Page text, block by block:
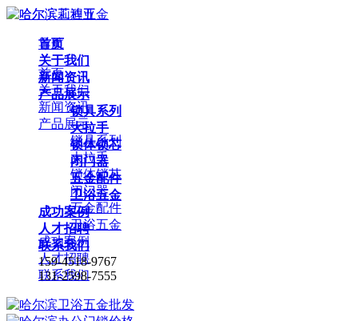
首页
关于我们
新闻资讯
产品展示
锁具系列
大拉手
锁体锁芯
闭门器
五金配件
卫浴五金
成功案例
人才招聘
联系我们
159-4518-9767
131-2598-7555
导航
首页
关于我们
新闻资讯
产品展示
锁具系列
大拉手
锁体锁芯
闭门器
五金配件
卫浴五金
成功案例
人才招聘
联系我们